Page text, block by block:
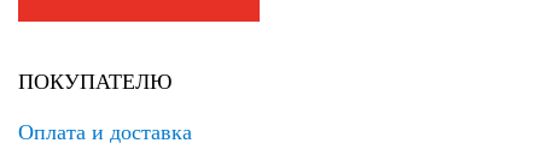
ПОКУПАТЕЛЮ
Оплата и доставка